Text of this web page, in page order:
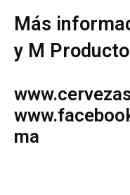
Más
y M
ma